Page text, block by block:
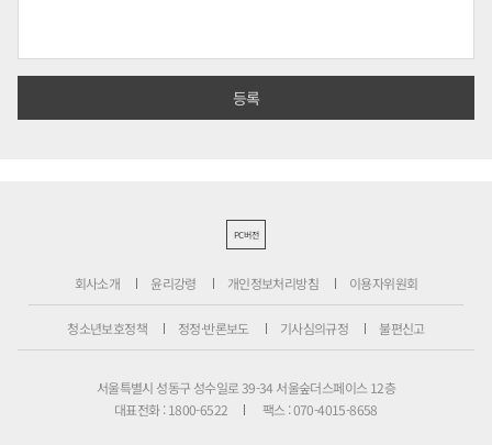
PC버전
회사소개 윤리강령 개인정보처리방침 이용자위원회
청소년보호정책 정정·반론보도 기사심의규정 불편신고
서울특별시 성동구 성수일로 39-34 서울숲더스페이스 12층
대표전화 : 1800-6522
팩스 : 070-4015-8658